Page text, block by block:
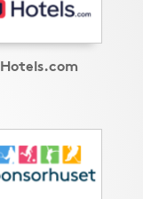
Hotels.com